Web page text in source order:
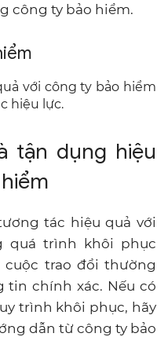
công ty bảo hiểm.
với công ty bảo hiểm
hiệu lực.
tận dụng hiệu
tác hiệu quả với
quá trình khôi phục
cuộc trao đổi thường
tin chính xác. Nếu có
trình khôi phục, hãy
dẫn từ công ty bảo